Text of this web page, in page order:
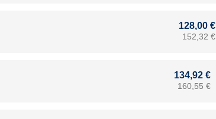
128,00 €
152,32 €
134,92 €
160,55 €